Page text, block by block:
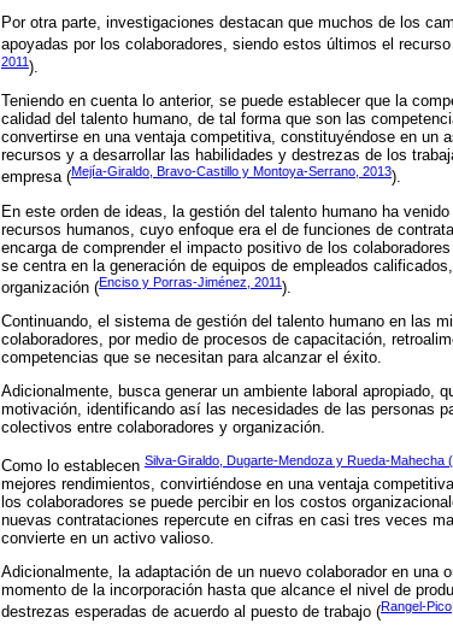
Por otra parte, investigaciones destacan que muchos de los
apoyadas por los colaboradores, siendo estos últimos el
2011).
Teniendo en cuenta lo anterior, se puede establecer que la
calidad del talento humano, de tal forma que son las
convertirse en una ventaja competitiva, constituyéndose en un
recursos y a desarrollar las habilidades y destrezas de los
empresa (Mejía-Giraldo, Bravo-Castillo y Montoya-Serrano, 2013).
En este orden de ideas, la gestión del talento humano ha
recursos humanos, cuyo enfoque era el de funciones de
encarga de comprender el impacto positivo de los
se centra en la generación de equipos de empleados
organización (Enciso y Porras-Jiménez, 2011).
Continuando, el sistema de gestión del talento humano en las
colaboradores, por medio de procesos de capacitación,
competencias que se necesitan para alcanzar el éxito.
Adicionalmente, busca generar un ambiente laboral apropiado,
motivación, identificando así las necesidades de las personas
colectivos entre colaboradores y organización.
Como lo establecen Silva-Giraldo, Dugarte-Mendoza y Rueda-Mahecha
mejores rendimientos, convirtiéndose en una ventaja
los colaboradores se puede percibir en los costos
nuevas contrataciones repercute en cifras en casi tres veces
convierte en un activo valioso.
Adicionalmente, la adaptación de un nuevo colaborador en una
momento de la incorporación hasta que alcance el nivel de
destrezas esperadas de acuerdo al puesto de trabajo (Rangel-Pico,